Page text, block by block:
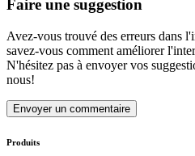
Faire une suggestion
Avez-vous trouvé des erreurs dans
savez-vous comment améliorer
N'hésitez pas à envoyer vos
nous!
Envoyer un commentaire
Produits